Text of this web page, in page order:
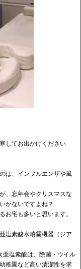
してお出かけください
は、インフルエンザや風
、忘年会やクリスマスな
かないですよね？
お宅も多いと思います。
塩素酸水噴霧機器（ジア
亜塩素酸は、除菌・ウイル
稚園など高い清潔性を求